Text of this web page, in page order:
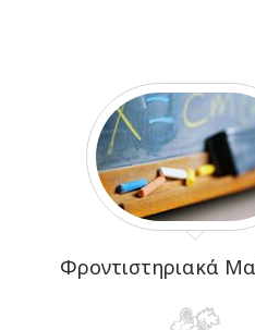
Φροντιστηριακά